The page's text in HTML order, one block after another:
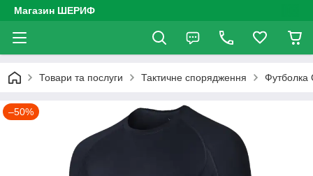
Магазин ШЕРИФ
Товари та послуги Тактичне спорядження Футболка
–50%